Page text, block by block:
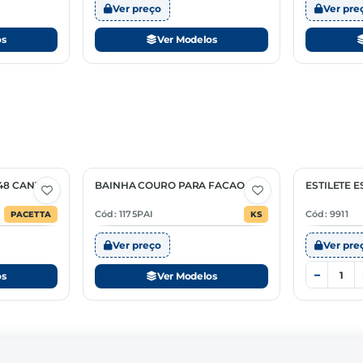
Ver preço
Ver Modelos
Ver
CANTO
PACETTA
5 Opções
BAINHA COURO PARA FACAO
Cód: 1175PAI KS
Ver preço
Ver Modelos
ESTILETE
Cód: 9911
Ver
−